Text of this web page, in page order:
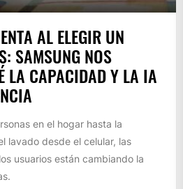
AL ELEGIR UN
SAMSUNG NOS
LA CAPACIDAD Y LA IA
en el hogar hasta la
lavado desde el celular, las
usuarios están cambiando la